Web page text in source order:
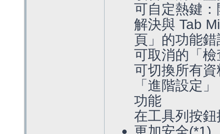
可自定熱鍵
解決與 Tab
頁」的功能錯
可取消的「
可切換所有
「進階設定
功能
在工具列按